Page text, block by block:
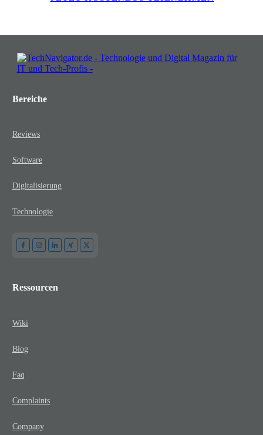
Bereiche
Reviews
Software
Digitalisierung
Technologie
Ressourcen
Wiki
Blog
Faq
Complaints
Company